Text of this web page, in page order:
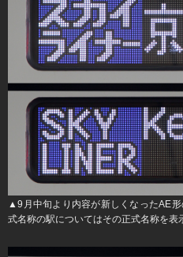
▲9月中旬より内容が新しくなったAE
式名称の駅についてはその正式名称を表